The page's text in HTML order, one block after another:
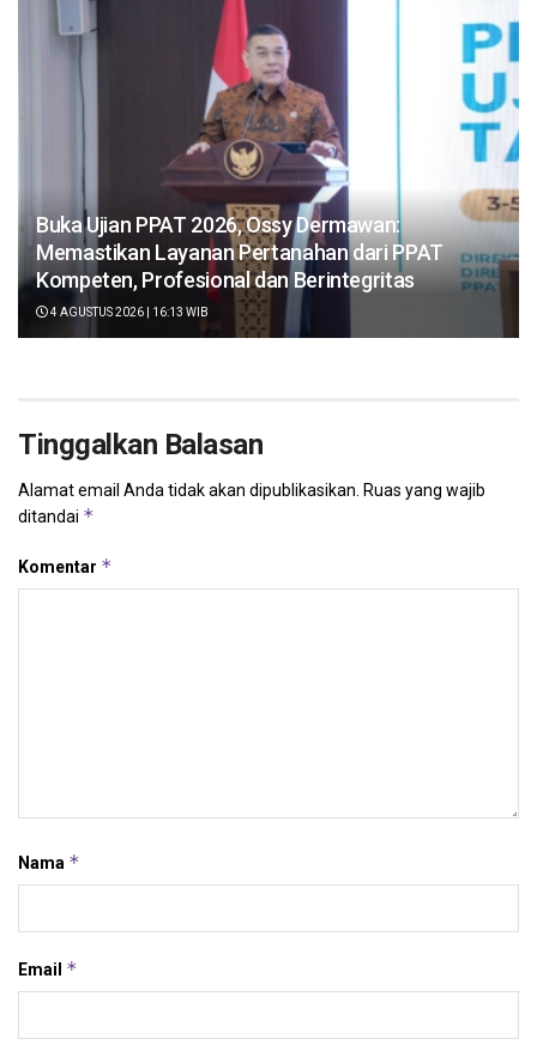
Buka Ujian PPAT 2026, Ossy Dermawan:
Memastikan Layanan Pertanahan dari PPAT
Kompeten, Profesional dan Berintegritas
4 AGUSTUS 2026 | 16:13 WIB
Tinggalkan Balasan
Alamat email Anda tidak akan dipublikasikan. Ruas yang wajib
ditandai *
Komentar *
Nama *
Email *